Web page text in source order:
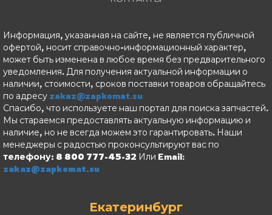
Информация, указанная на сайте, не является публичной
офертой, носит справочно-информационный характер,
может быть изменена в любое время без предварительного
уведомления. Для получения актуальной информации о
наличии, стоимости, сроков поставки товаров обращайтесь
по адресу zakaz@zapkomat.su
Спасибо, что используете наш портал для поиска запчастей.
Мы стараемся предоставлять актуальную информацию и
наличие, но не всегда можем это гарантировать. Наши
менеджеры с радостью проконсультируют вас по
телефону: 8 800 777-45-32 Или Email:
zakaz@zapkomat.su
Екатеринбург